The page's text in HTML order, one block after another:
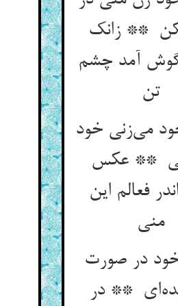
** زانک
آمد چشم
تن
می‌زنی خود
** عکس
فعالم این
منی
در صورت
** در